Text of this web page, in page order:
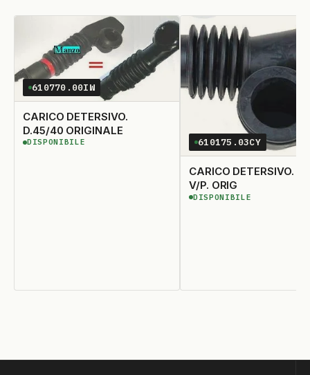
610770.00IW
CARICO DETERSIVO.
D.45/40 ORIGINALE
DISPONIBILE
DISPONIBILE 610175.03CY
CARICO DETERSIVO. D.55/35
V/P. ORIG
DISPONIBILE
DISPONIBILE